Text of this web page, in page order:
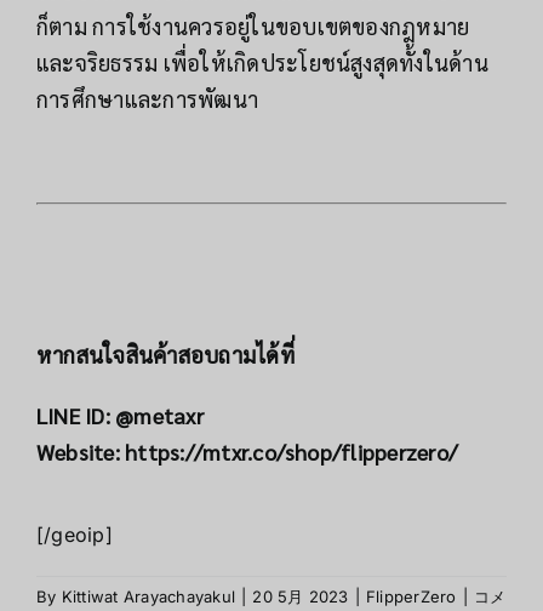
ก็ตาม การใช้งานควรอยู่ในขอบเขตของกฎหมาย
และจริยธรรม เพื่อให้เกิดประโยชน์สูงสุดทั้งในด้าน
การศึกษาและการพัฒนา
หากสนใจสินค้าสอบถามได้ที่
LINE ID: @metaxr
Website: https://mtxr.co/shop/flipperzero/
[/geoip]
By Kittiwat Arayachayakul 20 5月 2023 FlipperZero
Flipper
コメ